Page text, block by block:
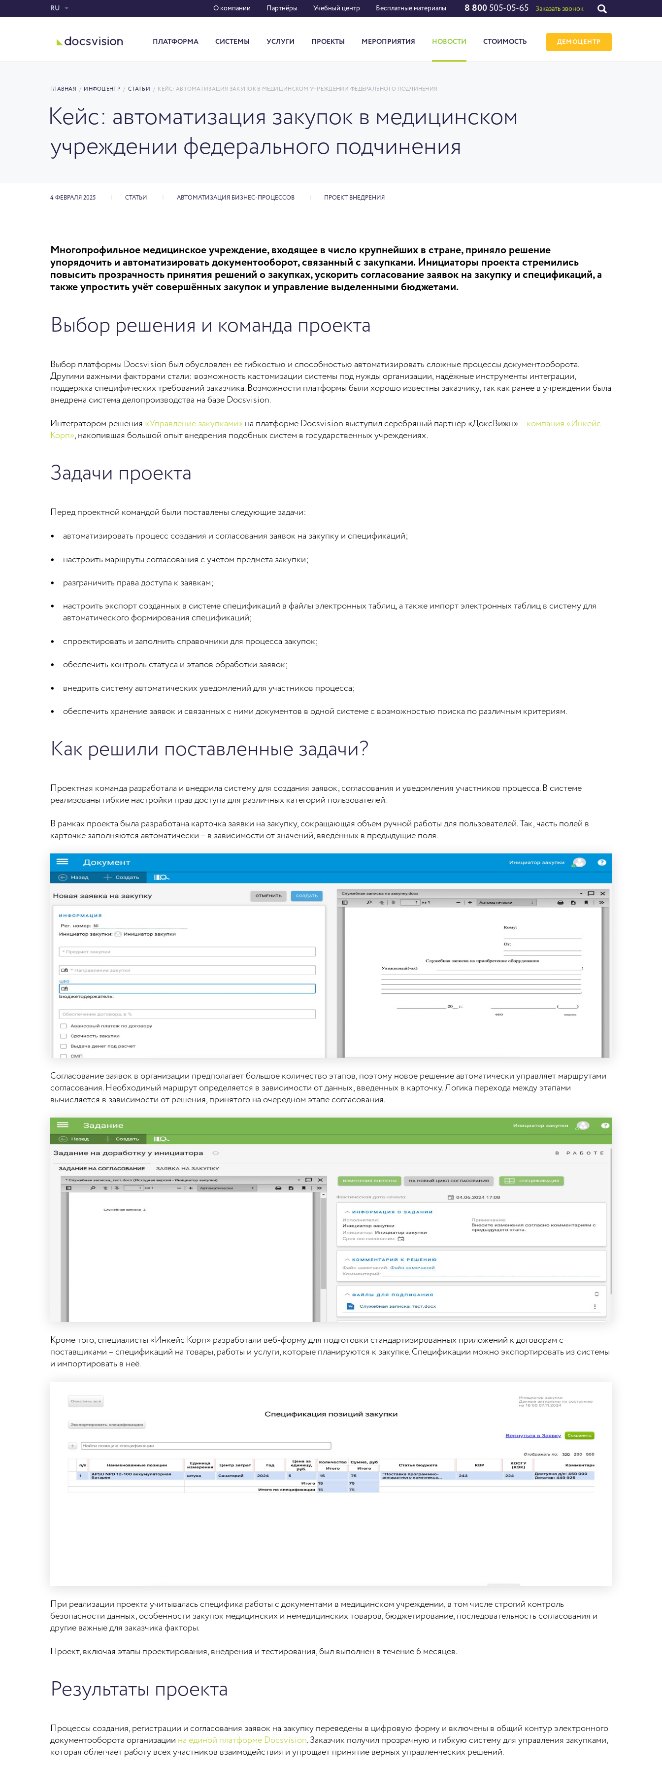
RU О компании Партнёры Учебный центр Бесплатные материалы 8 800 505-05-65 Заказать звонок
ПЛАТФОРМА СИСТЕМЫ УСЛУГИ ПРОЕКТЫ МЕРОПРИЯТИЯ НОВОСТИ СТОИМОСТЬ ДЕМОЦЕНТР
ГЛАВНАЯ / ИНФОЦЕНТР / СТАТЬИ / КЕЙС: АВТОМАТИЗАЦИЯ ЗАКУПОК В МЕДИЦИНСКОМ УЧРЕЖДЕНИИ ФЕДЕРАЛЬНОГО ПОДЧИНЕНИЯ
Кейс: автоматизация закупок в медицинском
учреждении федерального подчинения
4 ФЕВРАЛЯ 2025 СТАТЬИ АВТОМАТИЗАЦИЯ БИЗНЕС-ПРОЦЕССОВ ПРОЕКТ ВНЕДРЕНИЯ
Многопрофильное медицинское учреждение, входящее в число крупнейших в стране, приняло решение
упорядочить и автоматизировать документооборот, связанный с закупками. Инициаторы проекта стремились
повысить прозрачность принятия решений о закупках, ускорить согласование заявок на закупку и спецификаций, а
также упростить учёт совершённых закупок и управление выделенными бюджетами.
Выбор решения и команда проекта
Выбор платформы Docsvision был обусловлен её гибкостью и способностью автоматизировать сложные процессы документооборота.
Другими важными факторами стали: возможность кастомизации системы под нужды организации, надёжные инструменты интеграции,
поддержка специфических требований заказчика. Возможности платформы были хорошо известны заказчику, так как ранее в учреждении была
внедрена система делопроизводства на базе Docsvision.
Интегратором решения «Управление закупками» на платформе Docsvision выступил серебряный партнёр «ДоксВижн» – компания «Инкейс
Корп», накопившая большой опыт внедрения подобных систем в государственных учреждениях.
Задачи проекта
Перед проектной командой были поставлены следующие задачи:
автоматизировать процесс создания и согласования заявок на закупку и спецификаций;
настроить маршруты согласования с учетом предмета закупки;
разграничить права доступа к заявкам;
настроить экспорт созданных в системе спецификаций в файлы электронных таблиц, а также импорт электронных таблиц в систему для
автоматического формирования спецификаций;
спроектировать и заполнить справочники для процесса закупок;
обеспечить контроль статуса и этапов обработки заявок;
внедрить систему автоматических уведомлений для участников процесса;
обеспечить хранение заявок и связанных с ними документов в одной системе с возможностью поиска по различным критериям.
Как решили поставленные задачи?
Проектная команда разработала и внедрила систему для создания заявок, согласования и уведомления участников процесса. В системе
реализованы гибкие настройки прав доступа для различных категорий пользователей.
В рамках проекта была разработана карточка заявки на закупку, сокращающая объем ручной работы для пользователей. Так, часть полей в
карточке заполняются автоматически – в зависимости от значений, введённых в предыдущие поля.
Согласование заявок в организации предполагает большое количество этапов, поэтому новое решение автоматически управляет маршрутами
согласования. Необходимый маршрут определяется в зависимости от данных, введенных в карточку. Логика перехода между этапами
вычисляется в зависимости от решения, принятого на очередном этапе согласования.
Кроме того, специалисты «Инкейс Корп» разработали веб-форму для подготовки стандартизированных приложений к договорам с
поставщиками – спецификаций на товары, работы и услуги, которые планируются к закупке. Спецификации можно экспортировать из системы
и импортировать в неё.
При реализации проекта учитывалась специфика работы с документами в медицинском учреждении, в том числе строгий контроль
безопасности данных, особенности закупок медицинских и немедицинских товаров, бюджетирование, последовательность согласования и
другие важные для заказчика факторы.
Проект, включая этапы проектирования, внедрения и тестирования, был выполнен в течение 6 месяцев.
Результаты проекта
Процессы создания, регистрации и согласования заявок на закупку переведены в цифровую форму и включены в общий контур электронного
документооборота организации на единой платформе Docsvision. Заказчик получил прозрачную и гибкую систему для управления закупками,
которая облегчает работу всех участников взаимодействия и упрощает принятие верных управленческих решений.